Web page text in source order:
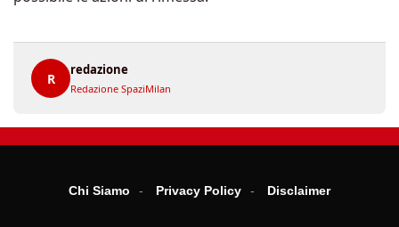
R
redazione
Redazione SpaziMilan
Chi Siamo Privacy Policy Disclaimer